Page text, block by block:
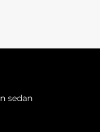
sedan